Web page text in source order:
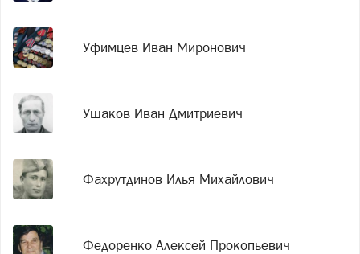
Уфимцев Иван Миронович
Ушаков Иван Дмитриевич
Фахрутдинов Илья Михайлович
Федоренко Алексей Прокопьевич